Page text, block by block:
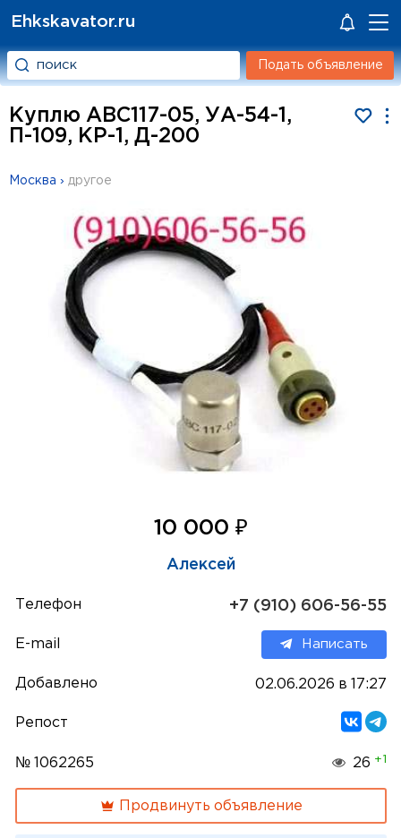
Ehkskavator.ru
Подать объявление
Куплю АВС117-05, УА-54-1,
П-109, КР-1, Д-200
Москва › другое
10 000 ₽
Алексей
Телефон +7 (910) 606-56-55
E-mail Написать
Добавлено 02.06.2026 в 17:27
Репост
№ 1062265 26 +1
Продвинуть объявление